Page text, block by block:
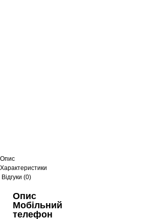
Опис
Характеристики
Відгуки (0)
Опис
Мобільний
телефон